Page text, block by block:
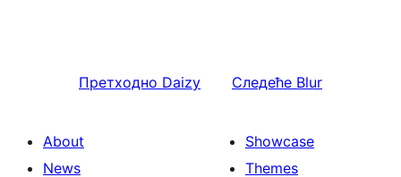
Претходно Daizy Следеће Blur
About
News
Showcase
Themes